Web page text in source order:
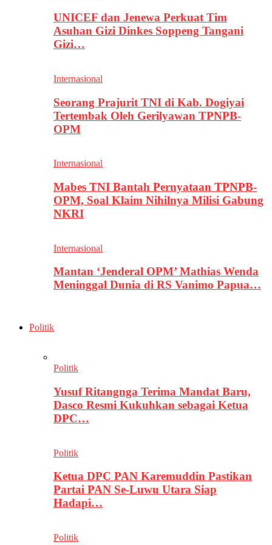
UNICEF dan Jenewa Perkuat Tim
Asuhan Gizi Dinkes Soppeng Tangani
Gizi…
Internasional
Seorang Prajurit TNI di Kab. Dogiyai
Tertembak Oleh Gerilyawan TPNPB-
OPM
Internasional
Mabes TNI Bantah Pernyataan TPNPB-
OPM, Soal Klaim Nihilnya Milisi Gabung
NKRI
Internasional
Mantan ‘Jenderal OPM’ Mathias Wenda
Meninggal Dunia di RS Vanimo Papua…
Politik
Politik
Yusuf Ritangnga Terima Mandat Baru,
Dasco Resmi Kukuhkan sebagai Ketua
DPC…
Politik
Ketua DPC PAN Karemuddin Pastikan
Partai PAN Se-Luwu Utara Siap
Hadapi…
Politik